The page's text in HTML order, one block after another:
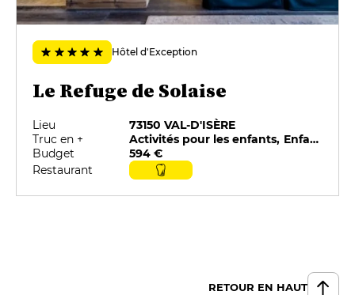
Hôtel d'Exception
Le Refuge de Solaise
Lieu
73150 VAL-D'ISÈRE
Truc en +
Activités pour les enfants, Enfants bienvenus, Parking privé, Piscine, Spa
Budget
594 €
Restaurant
RETOUR EN HAUT